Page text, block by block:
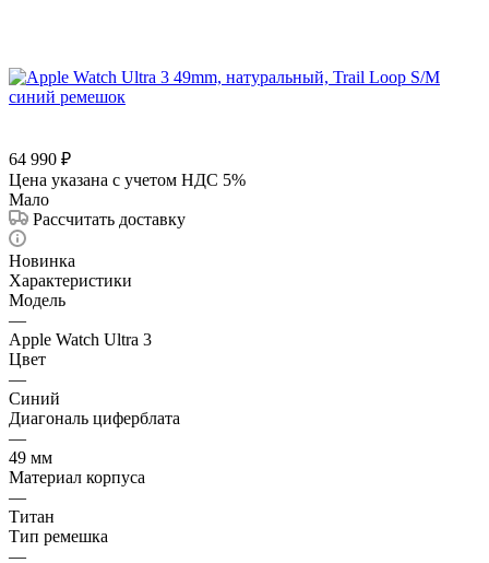
64 990 ₽
Цена указана с учетом НДС 5%
Мало
Рассчитать доставку
Новинка
Характеристики
Модель
—
Apple Watch Ultra 3
Цвет
—
Синий
Диагональ циферблата
—
49 мм
Материал корпуса
—
Титан
Тип ремешка
—